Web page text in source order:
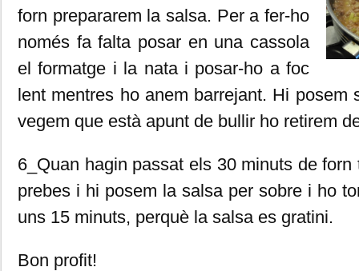
forn prepararem la salsa. Per a fer-ho
només fa falta posar en una cassola
el formatge i la nata i posar-ho a foc
lent mentres ho anem barrejant. Hi posem
vegem que està apunt de bullir ho retirem
6_Quan hagin passat els 30 minuts de
prebes i hi posem la salsa per sobre i ho
uns 15 minuts, perquè la salsa es gratini.
Bon profit!